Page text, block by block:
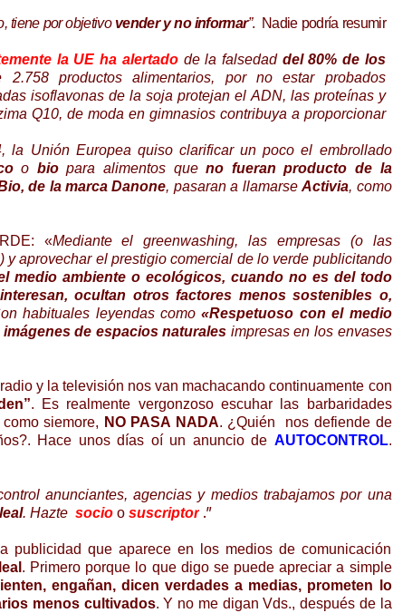
tiene por objetivo vender y no informar”. Nadie podría resumir
la UE ha alertado de la falsedad del 80% de los
productos alimentarios, por no estar probados
isoflavonas de la soja protejan el ADN, las proteínas y
Q10, de moda en gimnasios contribuya a proporcionar
la Unión Europea quiso clarificar un poco el embrollado
o biopara alimentos queno fueran producto de la
de la marca Danone, pasaran a llamarseActivia, como
«Mediante el greenwashing,
las empresas (o las
aprovechar el prestigio comercial de lo verde publicitando
medio ambiente o ecológicos, cuando no es del todo
ocultan otros factores menos sostenibles o,
habituales leyendas como«Respetuoso con el medio
de espacios naturales impresas en los envases
y la televisión nos van machacando continuamente con
. Es realmente vergonzoso escuhar las barbaridades
siemore, NO PASA NADA. ¿Quién
nos defiende de
Hace unos días oí un anuncio de AUTOCONTROL.
anunciantes, agencias y medios trabajamos por una
. Hazte socio o suscriptor .”
publicidad que aparece en los medios de comunicación
. Primero porque lo que digo se puede apreciar a simple
engañan, dicen verdades a medias, prometen lo
menos cultivados. Y no me digan Vds., después de la